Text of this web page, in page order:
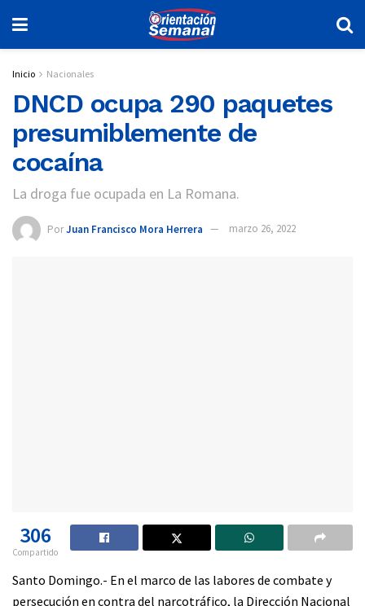
Inicio Nacionales
DNCD ocupa 290 paquetes
presumiblemente de
cocaína
La droga fue ocupada en La Romana.
PorJuan Francisco Mora Herrera marzo 26, 2022
306
Compartido
Santo Domingo.- En el marco de las labores de combate y
persecución en contra del narcotráfico, la Dirección Nacional